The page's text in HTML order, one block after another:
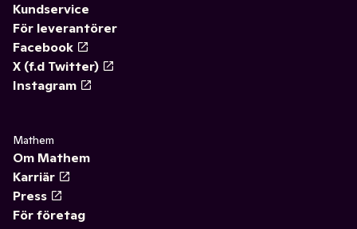
Kundservice
För leverantörer
Facebook
X (f.d Twitter)
Instagram
Mathem
Om Mathem
Karriär
Press
För företag